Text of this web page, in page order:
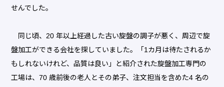
せんでした。
同じ頃、20 年以上経過した古い旋盤の調子が悪く、周辺で旋
盤加工ができる会社を探していました。「1カ月は待たされるか
もしれないけれど、品質は良い」と紹介された旋盤加工専門の
工場は、70 歳前後の老人とその弟子、注文担当を含めた4 名の